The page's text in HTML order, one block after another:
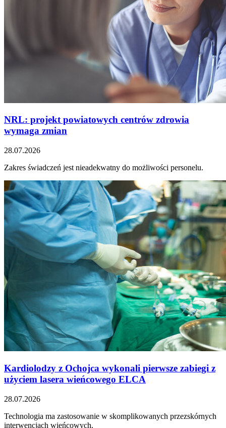
NRL: projekt powiatowych centrów zdrowia
wymaga zmian
28.07.2026
Zakres świadczeń jest nieadekwatny do możliwości personelu.
Kardiolodzy z Ochojca wykonali pierwsze zabiegi z
użyciem lasera wieńcowego ELCA
28.07.2026
Technologia ma zastosowanie w skomplikowanych przezskórnych
interwencjach wieńcowych.